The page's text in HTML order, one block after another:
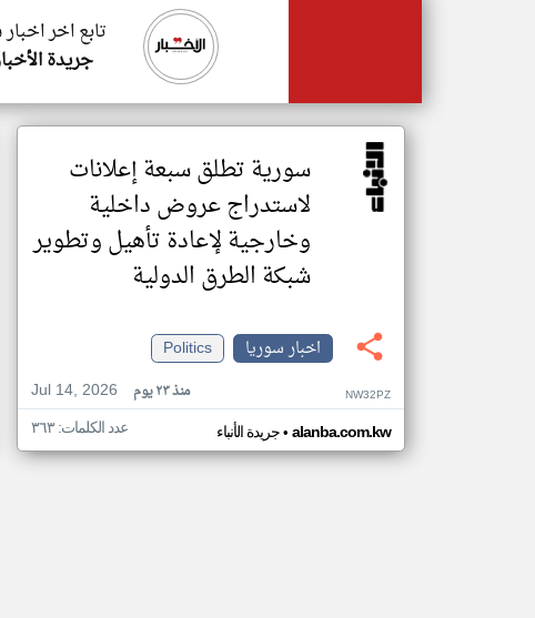
تابع اخر
جريدة
سورية تطلق سبعة إعلانات
لاستدراج عروض داخلية
وخارجية لإعادة تأهيل وتطوير
شبكة الطرق الدولية
اخبار سوريا
Politics
Jul 14, 2026
منذ ٢٣ يوم NW32PZ
جريدة الأنباء• alanba.com.kw عدد الكلمات: ٣٦٣